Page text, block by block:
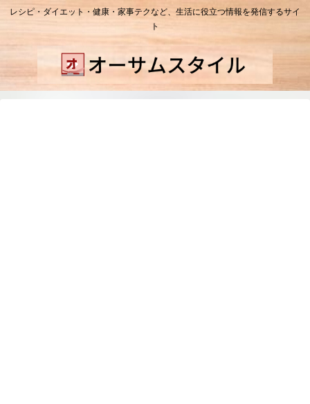
レシピ・ダイエット・健康・家事テクなど、生活に役立つ情報を発信するサイ
ト